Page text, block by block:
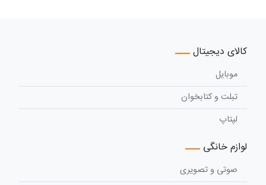
کالای دیجیتال
موبایل
تبلت و کتابخوان
لپتاپ
لوازم خانگی
صوتی و تصویری